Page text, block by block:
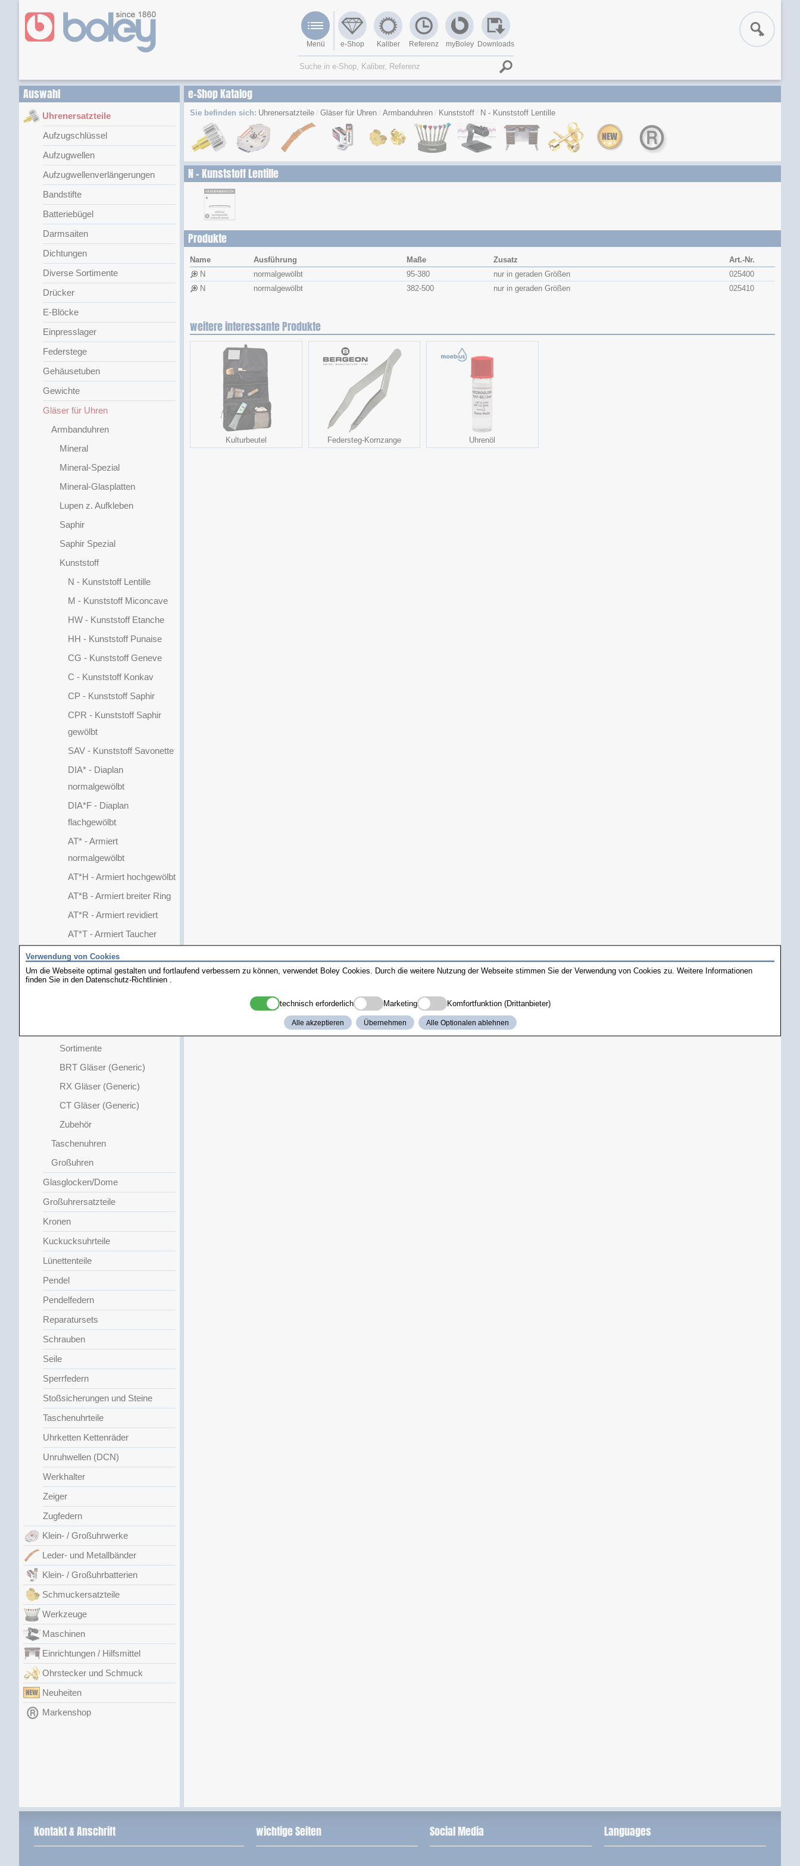
Menü e-Shop Kaliber Referenz myBoley Downloads
Auswahl
Uhrenersatzteile
Aufzugschlüssel
Aufzugwellen
Aufzugwellenverlängerungen
Bandstifte
Batteriebügel
Darmsaiten
Dichtungen
Diverse Sortimente
Drücker
E-Blöcke
Einpresslager
Federstege
Gehäusetuben
Gewichte
Gläser für Uhren
Armbanduhren
Mineral
Mineral-Spezial
Mineral-Glasplatten
Lupen z. Aufkleben
Saphir
Saphir Spezial
Kunststoff
N - Kunststoff Lentille
M - Kunststoff Miconcave
HW - Kunststoff Etanche
HH - Kunststoff Punaise
CG - Kunststoff Geneve
C - Kunststoff Konkav
CP - Kunststoff Saphir
CPR - Kunststoff Saphir
gewölbt
SAV - Kunststoff Savonette
DIA* - Diaplan
normalgewölbt
DIA*F - Diaplan
flachgewölbt
AT* - Armiert
normalgewölbt
AT*H - Armiert hochgewölbt
AT*B - Armiert breiter Ring
AT*R - Armiert revidiert
AT*T - Armiert Taucher
AT*L - Armiert mit Lupe
YBO
Sortimente
BRT Gläser (Generic)
RX Gläser (Generic)
CT Gläser (Generic)
Zubehör
Taschenuhren
Großuhren
Glasglocken/Dome
Großuhrersatzteile
Kronen
Kuckucksuhrteile
Lünettenteile
Pendel
Pendelfedern
Reparatursets
Schrauben
Seile
Sperrfedern
Stoßsicherungen und Steine
Taschenuhrteile
Uhrketten Kettenräder
Unruhwellen (DCN)
Werkhalter
Zeiger
Zugfedern
Klein- / Großuhrwerke
Leder- und Metallbänder
Klein- / Großuhrbatterien
Schmuckersatzteile
Werkzeuge
Maschinen
Einrichtungen / Hilfsmittel
Ohrstecker und Schmuck
Neuheiten
Markenshop
e-Shop Katalog
Sie befinden sich: Uhrenersatzteile Gläser für Uhren Armbanduhren Kunststoff N - Kunststoff Lentille
N - Kunststoff Lentille
Produkte
Name Ausführung Maße Zusatz
Art.-Nr.
N
normalgewölbt 95-380 nur in geraden Größen
025400
N
normalgewölbt 382-500 nur in geraden Größen 025410
weitere interessante Produkte
Kulturbeutel Federsteg-Kornzange Uhrenöl
Verwendung von Cookies
Um die Webseite optimal gestalten und fortlaufend verbessern zu können, verwendet Boley Cookies. Durch die weitere Nutzung der Webseite stimmen Sie der Verwendung von Cookies zu. Weitere Informationen
finden Sie in den Datenschutz-Richtlinien
technisch erforderlich Marketing Komfortfunktion (Drittanbieter)
Alle akzeptieren Übernehmen Alle Optionalen ablehnen
Kontakt & Anschrift wichtige Seiten Social Media Languages